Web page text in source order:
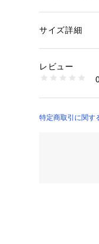
38性別：レディース
洗濯：ドライク
※詳しい洗濯方
商品番号：
サイズ詳細
レビュー
特定商取引に関す